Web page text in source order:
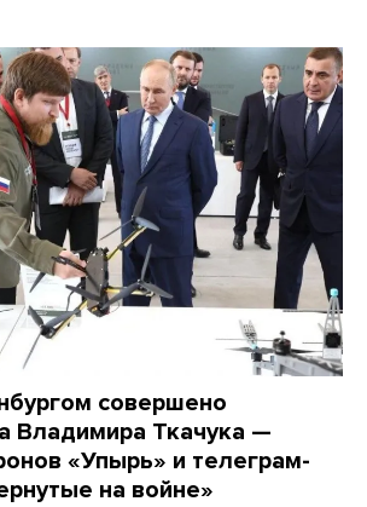
совершено
Владимира Ткачука —
«Упырь» и телеграм-
на войне»